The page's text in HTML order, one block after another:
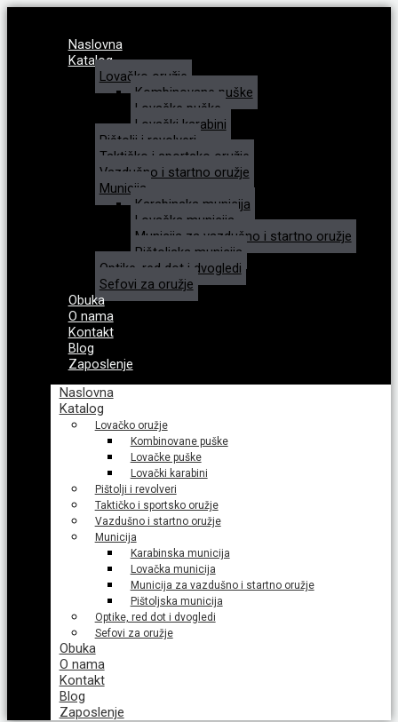
Naslovna
Katalog
Lovačko oružje
Kombinovane puške
Lovačke puške
Lovački karabini
Pištolji i revolveri
Taktičko i sportsko oružje
Vazdušno i startno oružje
Municija
Karabinska municija
Lovačka municija
Municija za vazdušno i startno oružje
Pištoljska municija
Optike, red dot i dvogledi
Sefovi za oružje
Obuka
O nama
Kontakt
Blog
Zaposlenje
Naslovna
Katalog
Lovačko oružje
Kombinovane puške
Lovačke puške
Lovački karabini
Pištolji i revolveri
Taktičko i sportsko oružje
Vazdušno i startno oružje
Municija
Karabinska municija
Lovačka municija
Municija za vazdušno i startno oružje
Pištoljska municija
Optike, red dot i dvogledi
Sefovi za oružje
Obuka
O nama
Kontakt
Blog
Zaposlenje